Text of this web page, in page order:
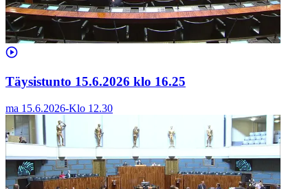
Täysistunto 15.6.2026 klo 16.25
ma 15.6.2026-Klo 12.30